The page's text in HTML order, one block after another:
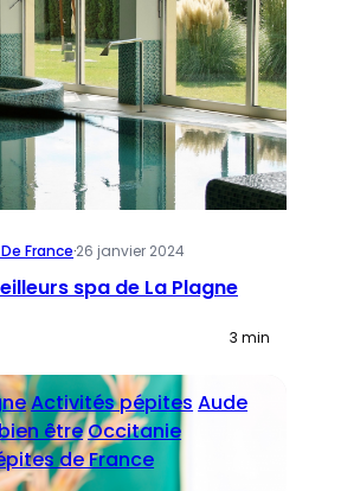
France·26 janvier 2024
spa de La Plagne
3 min
Activités pépites Aude
êtreOccitanie
de France